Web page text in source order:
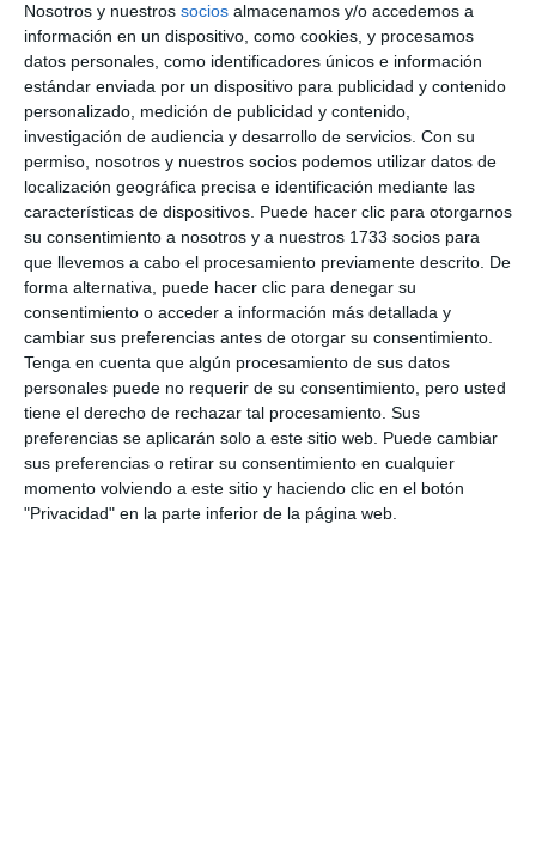
Nosotros y nuestros socios almacenamos y/o accedemos a
información en un dispositivo, como cookies, y procesamos
datos personales, como identificadores únicos e información
estándar enviada por un dispositivo para publicidad y contenido
personalizado, medición de publicidad y contenido,
investigación de audiencia y desarrollo de servicios. Con su
permiso, nosotros y nuestros socios podemos utilizar datos de
localización geográfica precisa e identificación mediante las
características de dispositivos. Puede hacer clic para otorgarnos
su consentimiento a nosotros y a nuestros 1733 socios para
que llevemos a cabo el procesamiento previamente descrito. De
forma alternativa, puede hacer clic para denegar su
consentimiento o acceder a información más detallada y
cambiar sus preferencias antes de otorgar su consentimiento.
Tenga en cuenta que algún procesamiento de sus datos
personales puede no requerir de su consentimiento, pero usted
tiene el derecho de rechazar tal procesamiento. Sus
preferencias se aplicarán solo a este sitio web. Puede cambiar
sus preferencias o retirar su consentimiento en cualquier
momento volviendo a este sitio y haciendo clic en el botón
"Privacidad" en la parte inferior de la página web.